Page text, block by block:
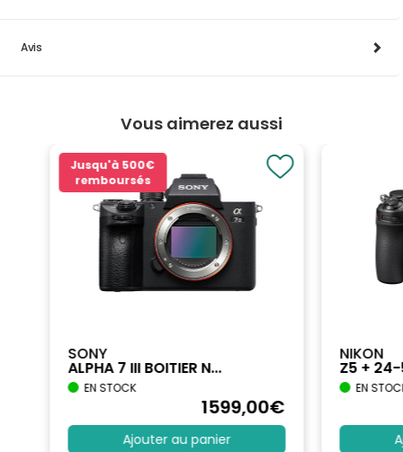
Avis
Vous aimerez aussi
Jusqu'à 500€
remboursés
SONY
ALPHA 7 III BOITIER N...
EN STOCK
1599,00€
Ajouter au panier
NIKON
Z5 +
EN